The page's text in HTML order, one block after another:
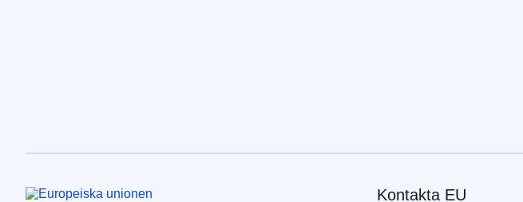
Europeiska unionen Kontakta EU